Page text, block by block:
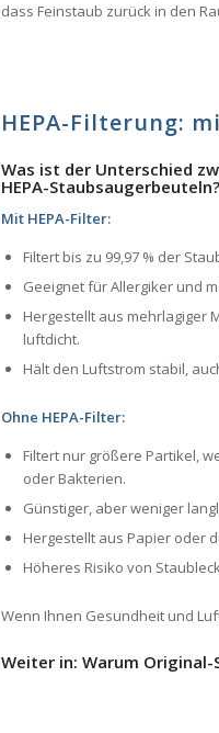
dass Feinstaub zurück in den
HEPA-Filterung:
Was ist der Unterschied
HEPA-Staubsaugerbeuteln?
Mit HEPA-Filter:
Filtert bis zu 99,97 % der
Geeignet für Allergiker und
Hergestellt aus mehrlagiger
luftdicht.
Hält den Luftstrom stabil,
Ohne HEPA-Filter:
Filtert nur größere Partikel,
oder Bakterien.
Günstiger, aber weniger
Hergestellt aus Papier oder
Höheres Risiko von
Wenn Ihnen Gesundheit und
Weiter in: Warum